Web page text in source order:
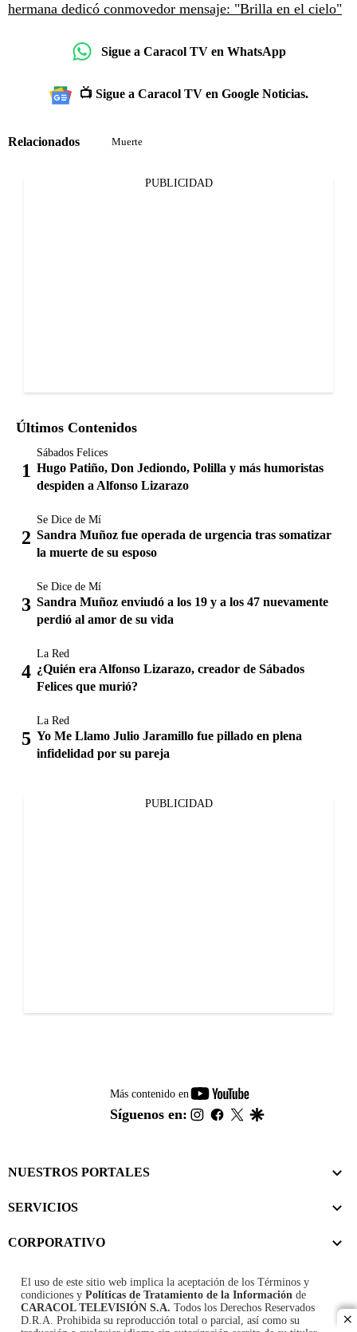
hermana dedicó conmovedor mensaje: "Brilla en el cielo"
Sigue a Caracol TV en WhatsApp
📺 Sigue a Caracol TV en Google Noticias.
Relacionados Muerte
PUBLICIDAD
Últimos Contenidos
Sábados Felices
Hugo Patiño, Don Jediondo, Polilla y más humoristas
despiden a Alfonso Lizarazo
Se Dice de Mí
Sandra Muñoz fue operada de urgencia tras somatizar
la muerte de su esposo
Se Dice de Mí
Sandra Muñoz enviudó a los 19 y a los 47 nuevamente
perdió al amor de su vida
La Red
¿Quién era Alfonso Lizarazo, creador de Sábados
Felices que murió?
La Red
Yo Me Llamo Julio Jaramillo fue pillado en plena
infidelidad por su pareja
PUBLICIDAD
Más contenido en
youtube-
footer
Síguenos en: instagram
facebook
twitter
NUESTROS PORTALES
SERVICIOS
CORPORATIVO
El uso de este sitio web implica la aceptación de los Términos y
condiciones y Políticas de Tratamiento de la Información de
CARACOL TELEVISIÓN S.A. Todos los Derechos Reservados
D.R.A. Prohibida su reproducción total o parcial, así como su